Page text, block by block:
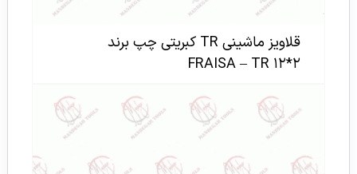
قلاویز ماشینی TR کبریتی چپ برند
FRAISA – TR ۱۲*۲